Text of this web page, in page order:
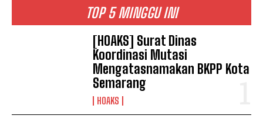
TOP 5 MINGGU INI
[HOAKS] Surat Dinas
Koordinasi Mutasi
Mengatasnamakan BKPP Kota
Semarang
HOAKS